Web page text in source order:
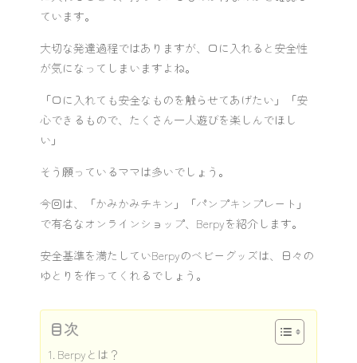
ています。
大切な発達過程ではありますが、口に入れると安全性
が気になってしまいますよね。
「口に入れても安全なものを触らせてあげたい」「安
心できるもので、たくさん一人遊びを楽しんでほし
い」
そう願っているママは多いでしょう。
今回は、「かみかみチキン」「パンプキンプレート」
で有名なオンラインショップ、Berpyを紹介します。
安全基準を満たしていBerpyのベビーグッズは、日々の
ゆとりを作ってくれるでしょう。
目次
Berpyとは？